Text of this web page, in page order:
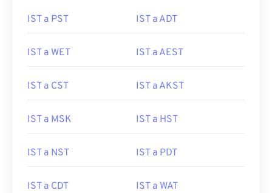
IST a PST IST a ADT
IST a WET IST a AEST
IST a CST IST a AKST
IST a MSK IST a HST
IST a NST IST a PDT
IST a CDT IST a WAT